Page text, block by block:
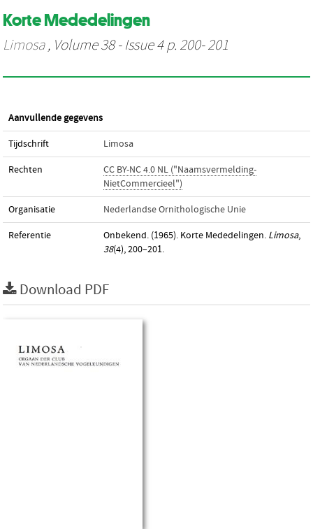
Korte Mededelingen
Limosa, Volume 38 - Issue 4 p. 200- 201
Aanvullende gegevens
Tijdschrift Limosa
Rechten
CC BY-NC 4.0 NL ("Naamsvermelding-
NietCommercieel")
Organisatie Nederlandse Ornithologische Unie
Referentie Onbekend. (1965). Korte Mededelingen. Limosa,
38(4), 200–201.
Download PDF